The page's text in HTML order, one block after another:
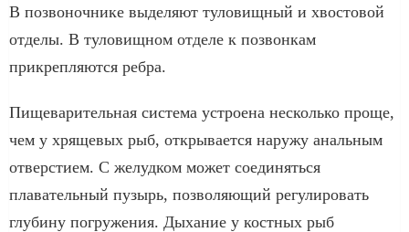
В позвоночнике выделяют туловищный и хвостовой
отделы. В туловищном отделе к позвонкам
прикрепляются ребра.
Пищеварительная система устроена несколько проще,
чем у хрящевых рыб, открывается наружу анальным
отверстием. С желудком может соединяться
плавательный пузырь, позволяющий регулировать
глубину погружения. Дыхание у костных рыб